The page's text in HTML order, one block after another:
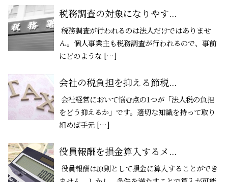
税務調査の対象になりやす...
税務調査が行われるのは法人だけではありませ
ん。個人事業主も税務調査が行われるので、事前
にどのような […]
会社の税負担を抑える節税...
会社経営において悩む点の1つが「法人税の負担
をどう抑えるか」です。適切な知識を持って取り
組めば手元 […]
役員報酬を損金算入するメ...
役員報酬は原則として損金に算入することができ